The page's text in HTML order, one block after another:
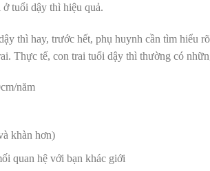
tuổi dậy thì hiệu quả.
thì hay, trước hết, phụ huynh cần tìm hiểu
Thực tế, con trai tuổi dậy thì thường có
năm
khàn hơn)
quan hệ với bạn khác giới